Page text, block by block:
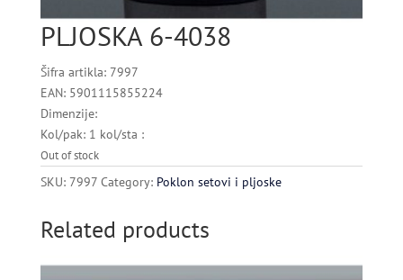
PLJOSKA 6-4038
Šifra artikla: 7997
EAN: 5901115855224
Dimenzije:
Kol/pak: 1 kol/sta :
Out of stock
SKU: 7997 Category: Poklon setovi i pljoske
Related products